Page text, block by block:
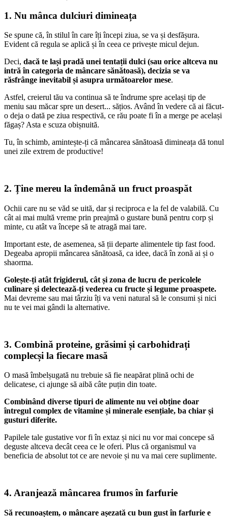
1. Nu mânca dulciuri dimineața
Se spune că, în stilul în care îți începi ziua, se va și desfășura.
Evident că regula se aplică și în ceea ce privește micul dejun.
Deci, dacă te lași pradă unei tentații dulci (sau orice altceva nu
intră în categoria de mâncare sănătoasă), decizia se va
răsfrânge inevitabil și asupra următoarelor mese.
Astfel, creierul tău va continua să te îndrume spre același tip de
meniu sau măcar spre un desert... sățios. Având în vedere că ai făcut-
o deja o dată pe ziua respectivă, ce rău poate fi în a merge pe același
făgaș? Asta e scuza obișnuită.
Tu, în schimb, amintește-ți că mâncarea sănătoasă dimineața dă tonul
unei zile extrem de productive!
2. Ține mereu la îndemână un fruct proaspăt
Ochii care nu se văd se uită, dar și reciproca e la fel de valabilă. Cu
cât ai mai multă vreme prin preajmă o gustare bună pentru corp și
minte, cu atât va începe să te atragă mai tare.
Important este, de asemenea, să ții departe alimentele tip fast food.
Degeaba apropii mâncarea sănătoasă, ca idee, dacă în zonă ai și o
shaorma.
Golește-ți atât frigiderul, cât și zona de lucru de pericolele
culinare și delectează-ți vederea cu fructe și legume proaspete.
Mai devreme sau mai târziu îți va veni natural să le consumi și nici
nu te vei mai gândi la alternative.
3. Combină proteine, grăsimi și carbohidrați
complecși la fiecare masă
O masă îmbelșugată nu trebuie să fie neapărat plină ochi de
delicatese, ci ajunge să aibă câte puțin din toate.
Combinând diverse tipuri de alimente nu vei obține doar
întregul complex de vitamine și minerale esențiale, ba chiar și
gusturi diferite.
Papilele tale gustative vor fi în extaz și nici nu vor mai concepe să
deguste altceva decât ceea ce le oferi. Plus că organismul va
beneficia de absolut tot ce are nevoie și nu va mai cere suplimente.
4. Aranjează mâncarea frumos în farfurie
Să recunoaștem, o mâncare așezată cu bun gust în farfurie e